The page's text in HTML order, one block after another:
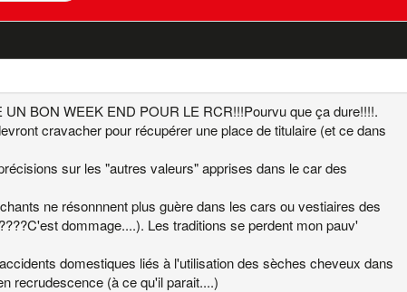
BON WEEK END POUR LE RCR!!!Pourvu que ça dure!!!!.
cravacher pour récupérer une place de titulaire (et ce dans
sur les "autres valeurs" apprises dans le car des
ne résonnnent plus guère dans les cars ou vestiaires des
dommage....). Les traditions se perdent mon pauv'
domestiques liés à l'utilisation des sèches cheveux dans
recrudescence (à ce qu'il parait....)